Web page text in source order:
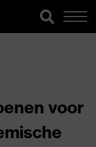
voor